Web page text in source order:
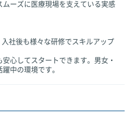
ムーズに医療現場を支えている実感
社後も様々な研修でスキルアップ
心してスタートできます。男女・
中の環境です。